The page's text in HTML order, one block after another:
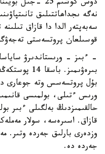
دوس كوشىم 25 -
نەگە ىجداھاتتىلىق
سەبەپتەر الدا دا قازاق
قوسىلعان پروتسەستى
- ءبىز - ورىستاندىرۋ
بىرەۋىمىز.
بۇل پروتسەسس وتە جوعارى
ورىس ءتىلى، بولمىسى
حالقىمىزدىڭ بەلگىلى ءبىر
قازاق. اسىرەسە، سولار
وزدەرى بارلىق جەردە وتىر.
جەردە دە.